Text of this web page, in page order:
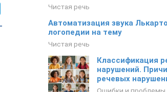
Чистая речь
Автоматизация звука
логопедии на тему
Чистая речь
Классификация
нарушений.
речевых